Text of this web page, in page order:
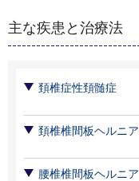
主な疾患と治療法
頚椎症性頚髄症
頚椎椎間板ヘルニア
腰椎椎間板ヘルニア